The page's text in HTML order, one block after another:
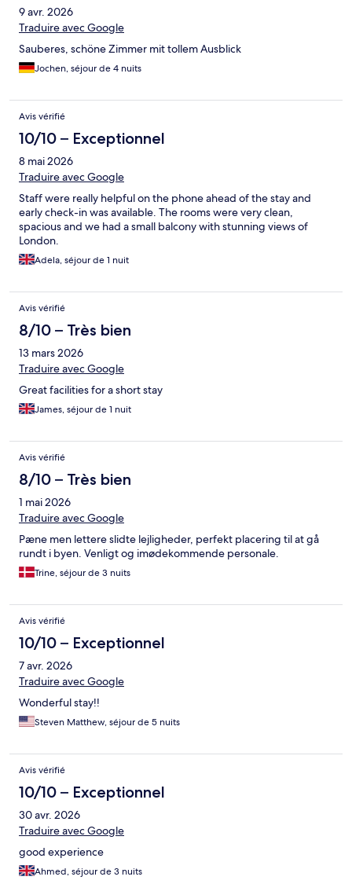
9 avr. 2026
Traduire avec Google
Sauberes, schöne Zimmer mit tollem Ausblick
Jochen, séjour de 4 nuits
Avis vérifié
10/10 – Exceptionnel
8 mai 2026
Traduire avec Google
Staff were really helpful on the phone ahead of the stay and
early check-in was available. The rooms were very clean,
spacious and we had a small balcony with stunning views of
London.
Adela, séjour de 1 nuit
Avis vérifié
8/10 – Très bien
13 mars 2026
Traduire avec Google
Great facilities for a short stay
James, séjour de 1 nuit
Avis vérifié
8/10 – Très bien
1 mai 2026
Traduire avec Google
Pæne men lettere slidte lejligheder, perfekt placering til at gå
rundt i byen. Venligt og imødekommende personale.
Trine, séjour de 3 nuits
Avis vérifié
10/10 – Exceptionnel
7 avr. 2026
Traduire avec Google
Wonderful stay!!
Steven Matthew, séjour de 5 nuits
Avis vérifié
10/10 – Exceptionnel
30 avr. 2026
Traduire avec Google
good experience
Ahmed, séjour de 3 nuits